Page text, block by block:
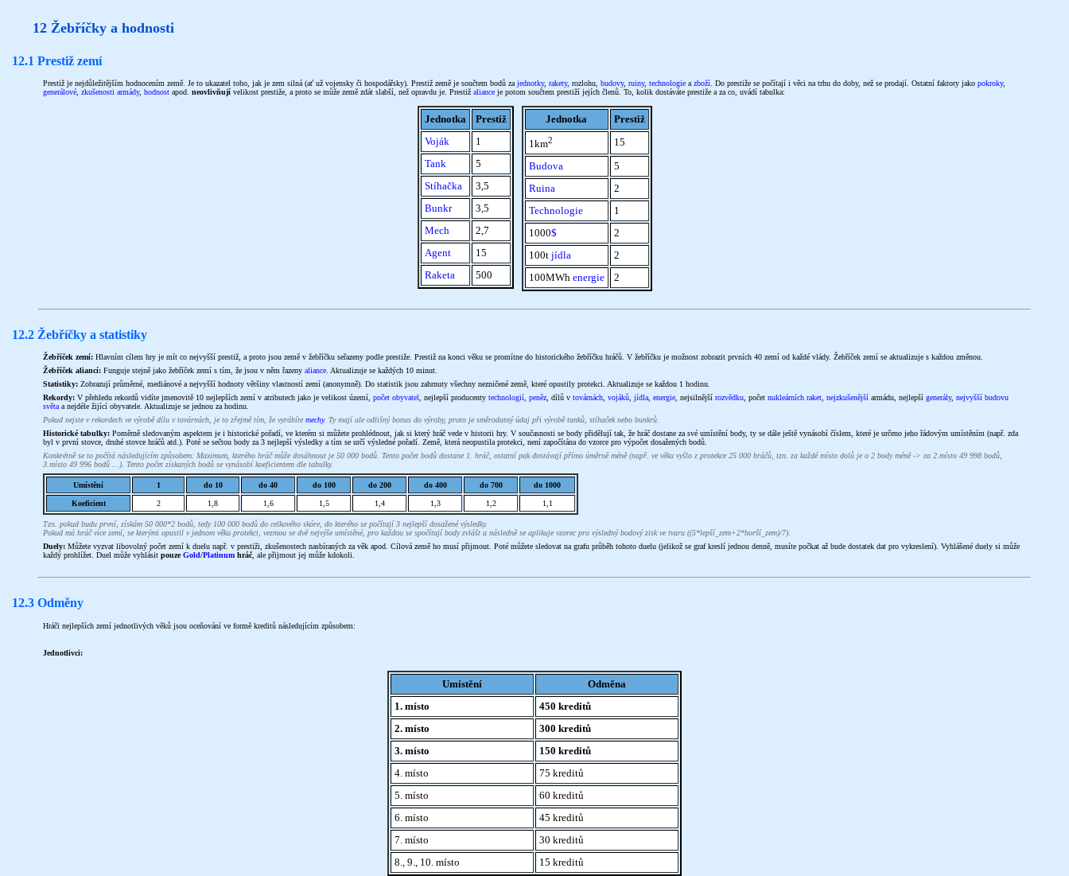
12 Žebříčky a hodnosti
12.1 Prestiž zemí
Prestiž je nejdůležitějším hodnocením země. Je to ukazatel toho, jak je zem silná (ať už vojensky či hospodářsky). Prestiž země je součtem bodů za jednotky, rakety, rozlohu, budovy, ruiny, technologie a zboží . Do prestiže se počítají i věci na trhu do doby, než se prodají. Ostatní faktory jako pokroky,
generálové zkušenosti armády, hodnost apod. neovlivňují velikost prestiže, a proto se může země zdát slabší, než opravdu je. Prestiž aliance je potom součtem prestiží jejích členů. To, kolik dostáváte prestiže a za co, uvádí tabulka:
Jednotka
Prestiž
Voják
1
Tank
5
Stíhačka
3,5
Bunkr
3,5
Mech
2,7
Agent
15
Raketa
500
Jednotka Prestiž
1km2
15
Budova
5
Ruina
2
Technologie
1
1000$
2
100t jídla
2
100MWh energie 2
12.2 Žebříčky a statistiky
Žebříček zemí: Hlavním cílem hry je mít co nejvyšší prestiž, a proto jsou země v žebříčku seřazeny podle prestiže. Prestiž na konci věku se promítne do historického žebříčku hráčů. V žebříčku je možnost zobrazit prvních 40 zemí od každé vlády. Žebříček zemí se aktualizuje s každou změnou.
Žebříček aliancí: Funguje stejně jako žebříček zemí s tím, že jsou v něm řazeny aliance. Aktualizuje se každých 10 minut.
Statistiky: Zobrazují průměrné, mediánové a nejvyšší hodnoty většiny vlastností zemí (anonymně). Do statistik jsou zahrnuty všechny nezničené země, které opustily protekci. Aktualizuje se každou 1 hodinu.
Rekordy: V přehledu rekordů vidíte jmenovitě 10 nejlepších zemí v atributech jako je velikost území, počet obyvatel, nejlepší producenty technologií, peněz, dílů v továrnách, vojáků, jídla, energie, nejsilnější rozvědku, počet nukleárních raket, nejzkušenější armádu, nejlepší generály, nejvyšší budovu
světaa nejdéle žijící obyvatele. Aktualizuje se jednou za hodinu.
Pokud nejste v rekordech ve výrobě dílu v továrnách, je to zřejmě tím, že vyrábíte mechy. Ty mají ale odlišný bonus do výroby, proto je směrodatný údaj při výrobě tanků, stíhaček nebo bunkrů.
Historické tabulky: Poměrně sledovaným aspektem je i historické pořadí, ve kterém si můžete prohlédnout, jak si který hráč vede v historii hry. V současnosti se body přidělují tak, že hráč dostane za své umístění body, ty se dále ještě vynásobí číslem, které je určeno jeho řádovým umístěním (např. zda
byl v první stovce, druhé stovce hráčů atd.). Poté se sečtou body za 3 nejlepší výsledky a tím se určí výsledné pořadí. Země, která neopustila protekci, není započítána do vzorce pro výpočet dosažených bodů.
Konkrétně se to počítá následujícím způsobem: Maximum, kterého hráč může dosáhnout je 50 000 bodů. Tento počet bodů dostane 1. hráč, ostatní pak dostávají přímo úměrně méně (např. ve věku vyšlo z protekce 25 000 hráčů, tzn. za každé místo dolů je o 2 body méně -> za 2.místo 49 998 bodů,
3.místo 49 996 bodů ...). Tento počet získaných bodů se vynásobí koeficientem dle tabulky.
Umístění 1 do 10 do 40 do 100 do 200 do 400 do 700 do 1000
Koeficient 2 1,8 1,6 1,5 1,4 1,3 1,2 1,1
Tzn. pokud budu první, získám 50 000*2 bodů, tedy 100 000 bodů do celkového skóre, do kterého se počítají 3 nejlepší dosažené výsledky.
Pokud má hráč více zemí, se kterými opustil v jednom věku protekci, vezmou se dvě nejvýše umístěné, pro každou se spočítají body zvlášt a následně se aplikuje vzorec pro výsledný bodový zisk ve tvaru ((5*lepší_zem+2*horší_zem)/7).
Duely: Můžete vyzvat libovolný počet zemí k duelu např. v prestiži, zkušenostech nasbíraných za věk apod. Cílová země ho musí přijmout. Poté můžete sledovat na grafu průběh tohoto duelu (jelikož se graf kreslí jednou denně, musíte počkat až bude dostatek dat pro vykreslení). Vyhlášené duely si může
každý prohlížet. Duel může vyhlásit pouzeGold/Platinum hráč, ale přijmout jej může kdokoli.
12.3 Odměny
Hráči nejlepších zemí jednotlivých věků jsou oceňování ve formě kreditů následujícím způsobem:
Jednotlivci:
Umístění
Odměna
1. místo
450 kreditů
2. místo
300 kreditů
3. místo
150 kreditů
4. místo
75 kreditů
5. místo
60 kreditů
6. místo
45 kreditů
7. místo
30 kreditů
8., 9., 10. místo
15 kreditů